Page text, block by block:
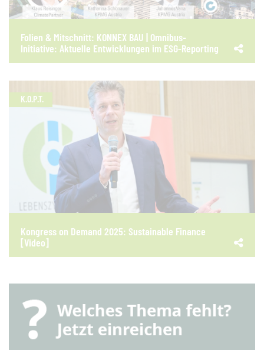
Folien & Mitschnitt: KONNEX BAU | Omnibus-
Initiative: Aktuelle Entwicklungen im ESG-Reporting
K.O.P.T.
Kongress on Demand 2025: Sustainable Finance
[Video]